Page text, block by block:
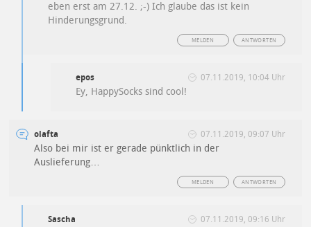
eben erst am 27.12. ;-) Ich glaube das ist kein
Hinderungsgrund.
ANTWORTEN
MELDEN
epos 07.11.2019, 10:04 Uhr
Ey, HappySocks sind cool!
olafta 07.11.2019, 09:07 Uhr
Also bei mir ist er gerade pünktlich in der
Auslieferung…
ANTWORTEN
MELDEN
Sascha 07.11.2019, 09:16 Uhr